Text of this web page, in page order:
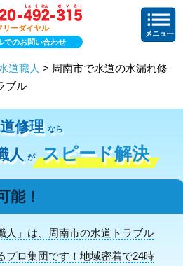
リーダイヤル
でのお問い合わせ
道職人 > 周南市で水道の水漏れ修
ブル
修理 なら
人 が スピード解決
能！
人」は、周南市の水道トラブル
プロ集団です！地域密着で24時